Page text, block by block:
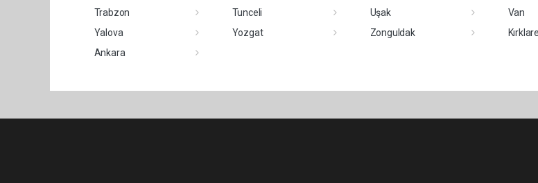
Trabzon
Tunceli Uşak
Van
Yalova
Yozgat Zonguldak
Ankara